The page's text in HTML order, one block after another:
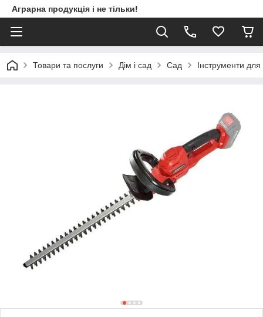
Аграрна продукція і не тільки!
Товари та послуги Дім і сад Сад Інструменти для